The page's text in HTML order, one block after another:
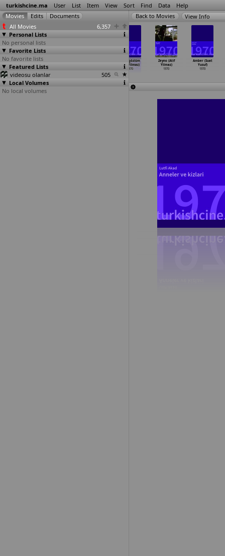
turkishcine.ma User List Item View Sort Find Data Help
All Movies
6,357
Personal Lists
No personal lists
Favorite Lists
No favorite lists
Featured Lists
videosu olanlar
505
Local Volumes
No local volumes
View Info
Amber (Suat
Yusuf)
1970
Ölüler Konuşmaz
ki (Yavuz
Yalinkiliç)
Kara gözlüm
(Atif Yilmaz)
1970
Zeyno (Atif
Yilmaz)
1970